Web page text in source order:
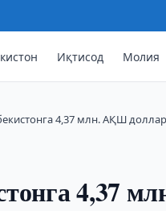
Иқтисод Молия
4,37 млн. АҚШ
4,37